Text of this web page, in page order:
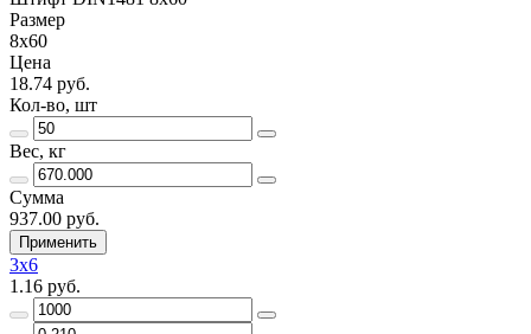
Размер
8х60
Цена
18.74 руб.
Кол-во, шт
Вес, кг
Сумма
937.00 руб.
Применить
3х6
1.16 руб.